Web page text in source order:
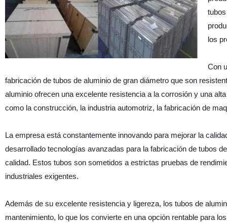
los
Con
fabricación de tubos de aluminio de gran diámetro que son
aluminio ofrecen una excelente resistencia a la corrosión y una
como la construcción, la industria automotriz, la fabricación de
La empresa está constantemente innovando para mejorar la
desarrollado tecnologías avanzadas para la fabricación de tubos
calidad. Estos tubos son sometidos a estrictas pruebas de
industriales exigentes.
Además de su excelente resistencia y ligereza, los tubos de
mantenimiento, lo que los convierte en una opción rentable para